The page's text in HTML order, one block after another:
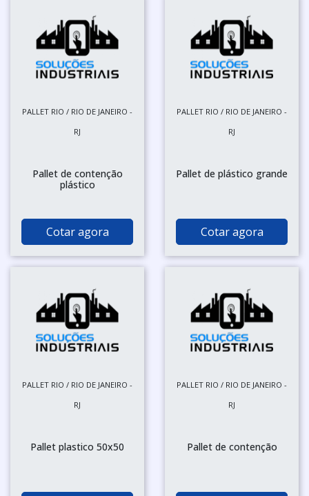
PALLET RIO / RIO DE JANEIRO -
RJ
Pallet de contenção
plástico
Cotar agora
PALLET RIO / RIO DE JANEIRO -
RJ
Pallet de plástico grande
Cotar agora
PALLET RIO / RIO DE JANEIRO -
RJ
Pallet plastico 50x50
PALLET RIO / RIO DE JANEIRO -
RJ
Pallet de contenção